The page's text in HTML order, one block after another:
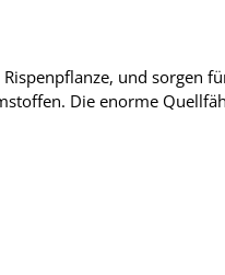
und sorgen
Die enorme